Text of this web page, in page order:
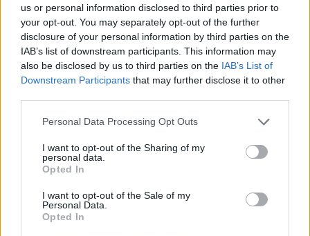
us or personal information disclosed to third parties prior to
your opt-out. You may separately opt-out of the further
disclosure of your personal information by third parties on the
IAB’s list of downstream participants. This information may
also be disclosed by us to third parties on the IAB’s List of
Downstream Participants that may further disclose it to other
Please note that this website/app uses one or more Google
not limited to your visit or usage behaviour. You may click to
grant or deny consent to Google and its third-party tags to
use your data for below specified purposes in below Google
consent section.
Personal Data Processing Opt Outs
I want to opt-out of the Sharing of my
personal data.
Opted In
I want to opt-out of the Sale of my
Personal Data.
Opted In